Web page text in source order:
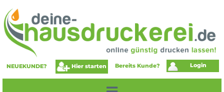
NEUEKUNDE? Hier starten Bereits Kunde? Login